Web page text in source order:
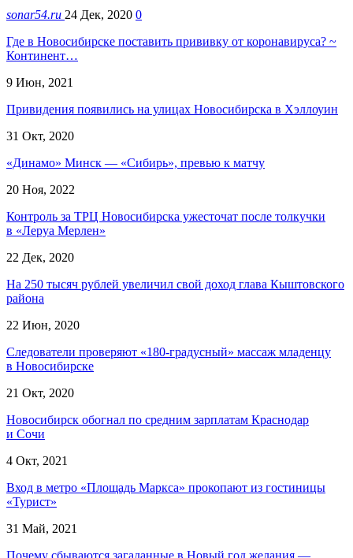
sonar54.ru 24 Дек, 2020 0
Где в Новосибирске поставить прививку от коронавируса? ~
Континент…
9 Июн, 2021
Привидения появились на улицах Новосибирска в Хэллоуин
31 Окт, 2020
«Динамо» Минск — «Сибирь», превью к матчу
20 Ноя, 2022
Контроль за ТРЦ Новосибирска ужесточат после толкучки
в «Леруа Мерлен»
22 Дек, 2020
На 250 тысяч рублей увеличил свой доход глава Кыштовского
района
22 Июн, 2020
Следователи проверяют «180-градусный» массаж младенцу
в Новосибирске
21 Окт, 2020
Новосибирск обогнал по средним зарплатам Краснодар
и Сочи
4 Окт, 2021
Вход в метро «Площадь Маркса» прокопают из гостиницы
«Турист»
31 Май, 2021
Почему сбываются загаданные в Новый год желания —